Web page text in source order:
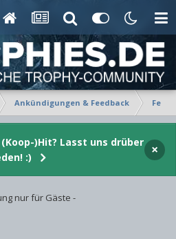
Ankündigungen & Feedback
(Koop-)Hit? Lasst uns drüber
:)
×
nur für Gäste -